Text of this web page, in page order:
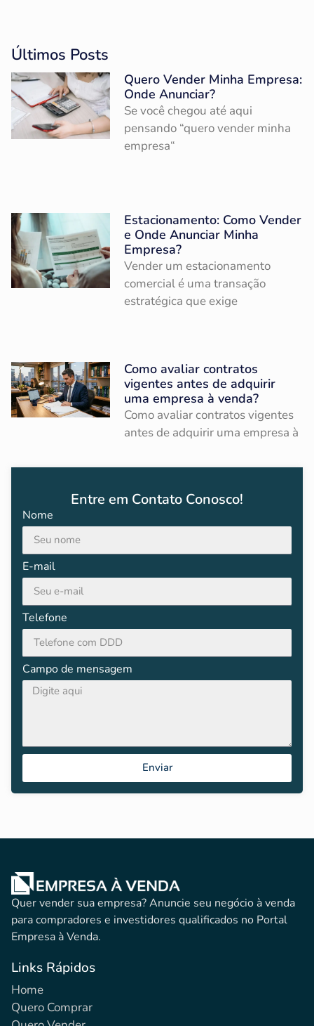
Últimos Posts
Quero Vender Minha Empresa:
Onde Anunciar?
Se você chegou até aqui
pensando “quero vender minha
empresa“
Estacionamento: Como Vender
e Onde Anunciar Minha
Empresa?
Vender um estacionamento
comercial é uma transação
estratégica que exige
Como avaliar contratos
vigentes antes de adquirir
uma empresa à venda?
Como avaliar contratos vigentes
antes de adquirir uma empresa à
Entre em Contato Conosco!
Nome
E-mail
Telefone
Campo de mensagem
Enviar
Quer vender sua empresa? Anuncie seu negócio à venda
para compradores e investidores qualificados no Portal
Empresa à Venda.
Links Rápidos
Home
Quero Comprar